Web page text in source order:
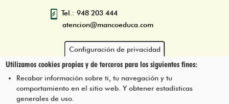
Tel.: 948 203 444
atencion@mancoeduca.com
Programa de Educación Ambiental
Escolar de la Mancomunidad de la
Comarca de Pamplona
Configuración de privacidad
Utilizamos cookies propias y de terceros para los siguientes fines:
Recabar información sobre ti, tu navegación y tu
comportamiento en el sitio web. Y obtener estadísticas
generales de uso.